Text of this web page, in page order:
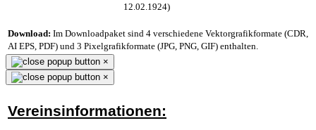
12.02.1924)
Download: Im Downloadpaket sind 4 verschiedene Vektorgrafikformate (CDR,
AI EPS, PDF) und 3 Pixelgrafikformate (JPG, PNG, GIF) enthalten.
×
×
Vereinsinformationen: